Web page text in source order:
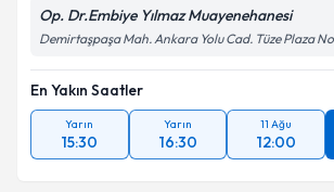
Op. Dr.Embiye Yılmaz Muayenehanesi
Demirtaşpaşa Mah. Ankara Yolu Cad. Tüze Plaza
En Yakın Saatler
Yarın
15:30
Yarın
16:30
11 Ağu
12:00